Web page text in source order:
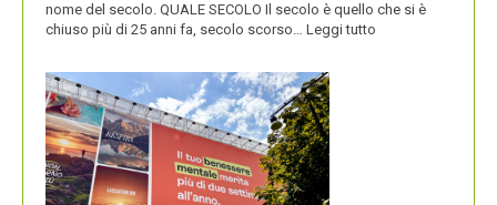
nome del secolo. QUALE SECOLO Il secolo è quello che si è
chiuso più di 25 anni fa, secolo scorso… Leggi tutto